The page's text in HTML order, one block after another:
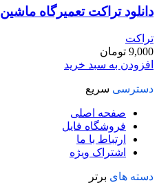
دانلود تراکت تعمیرگاه ماشین psd.Flyer.B2
تراکت
9,000 تومان
افزودن به سبد خرید
دسترسی سریع
صفحه اصلی
فروشگاه فایل
ارتباط با ما
اشتراک ویژه
دسته های برتر